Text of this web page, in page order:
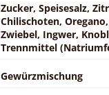
Zucker, Speisesalz,
Chilischoten,
Zwiebel, Ingwer,
Trennmittel
Gewürzmischung